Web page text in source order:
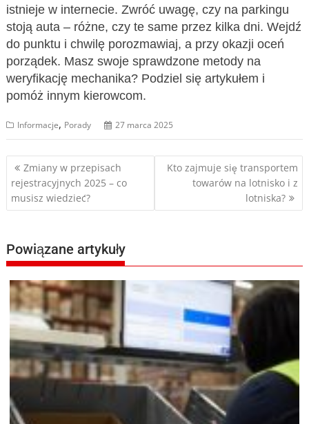
istnieje w internecie. Zwróć uwagę, czy na parkingu
stoją auta – różne, czy te same przez kilka dni. Wejdź
do punktu i chwilę porozmawiaj, a przy okazji oceń
porządek. Masz swoje sprawdzone metody na
weryfikację mechanika? Podziel się artykułem i
pomóż innym kierowcom.
Informacje, Porady 27 marca 2025
Nawigacja
wpisu
Zmiany w przepisach
rejestracyjnych 2025 – co
musisz wiedzieć?
Kto zajmuje się transportem
towarów na lotnisko i z
lotniska?
Powiązane artykuły